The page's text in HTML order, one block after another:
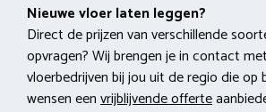
Nieuwe vloer laten leggen?
Direct de prijzen van verschillende
opvragen? Wij brengen je in contact
vloerbedrijven bij jou uit de regio die op
wensen eenvrijblijvende offerte